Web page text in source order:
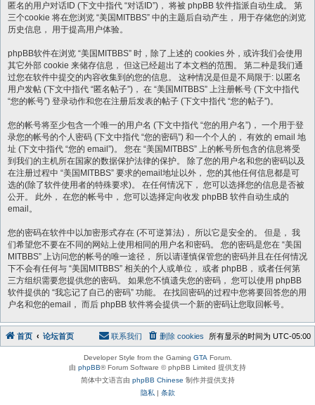
匿名的用户对话ID (下文中指代 “对话ID”)， 将被 phpBB 软件指派自动生成。 第
三个cookie 将在您浏览 “美国MITBBS” 中的主题后自动产生， 用于存储您的浏览
历史信息， 用于提高用户体验。
phpBB软件在浏览 “美国MITBBS” 时，除了上述的 cookies 外，或许我们会使用
其它外部 cookie 来储存信息， 但这已经超出了本文档的范围。 第二种是我们通
过您在软件中提交的内容收集到的您的信息。 这种情况是但是不局限于: 以匿名
用户发帖 (下文中指代 “匿名帖子”)， 在 “美国MITBBS” 上注册帐号 (下文中指代
“您的帐号”) 登录动作和您在注册后发表的帖子 (下文中指代 “您的帖子”)。
您的帐号将至少包含一个唯一的用户名 (下文中指代 “您的用户名”)， 一个用于登
录您的帐号的个人密码 (下文中指代 “您的密码”) 和一个个人的， 有效的 email 地
址 (下文中指代 “您的 email”)。 您在 “美国MITBBS” 上的帐号所包含的信息将受
到我们的主机所在国家的数据保护法律的保护。 除了您的用户名和您的密码以及
在注册过程中 “美国MITBBS” 要求的email地址以外， 您的其他任何信息都是可
选的(除了软件使用者的特殊要求)。 在任何情况下， 您可以选择您的信息是否被
公开。 此外， 在您的帐号中， 您可以选择定向收发 phpBB 软件自动生成的
email。
您的密码在软件中以加密形式存在 (不可逆算法)， 所以它是安全的。 但是， 我
们希望您不要在不同的网站上使用相同的用户名和密码。 您的密码是您在 “美国
MITBBS” 上访问您的帐号的唯一途径， 所以请谨慎保管您的密码并且在任何情况
下不会有任何与 “美国MITBBS” 相关的个人或单位， 或者 phpBB， 或者任何第
三方组织需要您提供您的密码。 如果您不慎遗失您的密码， 您可以使用 phpBB
软件提供的 “我忘记了自己的密码” 功能。 在找回密码的过程中您将要回答您的用
户名和您的email， 而后 phpBB 软件将会提供一个新的密码让您取回帐号。
首页 论坛首页 所有显示的时间为 UTC-05:00
删除 cookies
联系我们
Developer Style from the Gaming GTA Forum.
由 phpBB® Forum Software © phpBB Limited 提供支持
简体中文语言由 phpBB Chinese 制作并提供支持
隐私 | 条款